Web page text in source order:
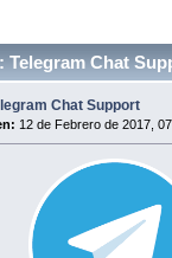
Telegram Chat
Chat Support
12 de Febrero de 2017,